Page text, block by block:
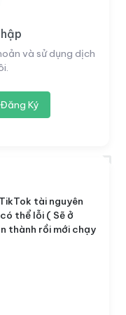
và sử dụng dịch
Đăng Ký
TikTok tài nguyên
có thể lỗi ( Sẽ ở
thành rồi mới chạy